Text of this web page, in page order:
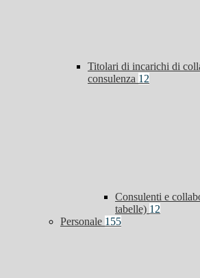
Titolari di incarichi di
consulenza 12
Consulenti e
tabelle) 12
Personale 155